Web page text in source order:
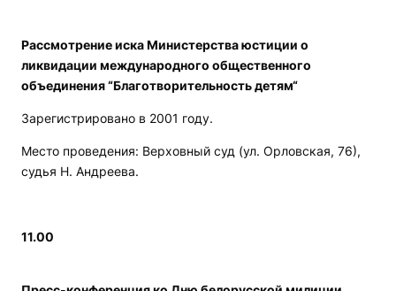
Рассмотрение иска Министерства юстиции о
ликвидации международного общественного
объединения “Благотворительность детям“
Зарегистрировано в 2001 году.
Место проведения: Верховный суд (ул. Орловская, 76),
судья Н. Андреева.
11.00